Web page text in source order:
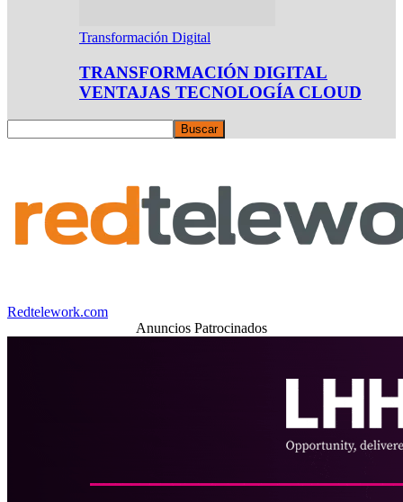
Transformación Digital
TRANSFORMACIÓN DIGITAL
VENTAJAS TECNOLOGÍA CLOUD
Redtelework.com
Anuncios Patrocinados